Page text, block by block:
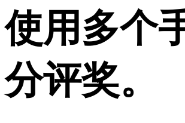
使用多个
分评奖。